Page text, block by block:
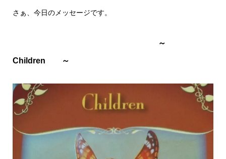
さぁ、今日のメッセージです。
～
Children ～